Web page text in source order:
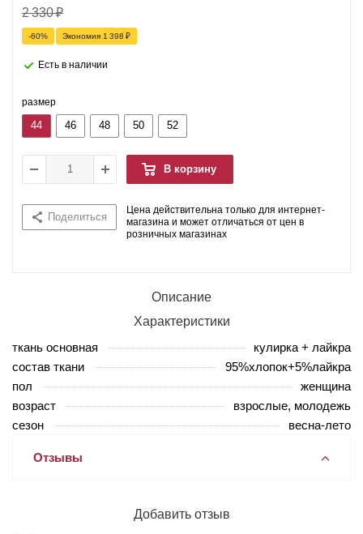
2 330₽
-60% Экономия 1 398 ₽
Есть в наличии
размер
44 46 48 50 52
В корзину
Поделиться
Цена действительна только для интернет-
магазина и может отличаться от цен в
розничных магазинах
Описание
Характеристики
ткань основная
кулирка + лайкра
состав ткани
95%хлопок+5%лайкра
пол
женщина
возраст
взрослые, молодежь
сезон
весна-лето
Отзывы
Добавить отзыв